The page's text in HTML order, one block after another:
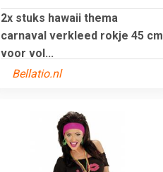
2x stuks hawaii thema
carnaval verkleed rokje 45 cm
voor vol...
Bellatio.nl